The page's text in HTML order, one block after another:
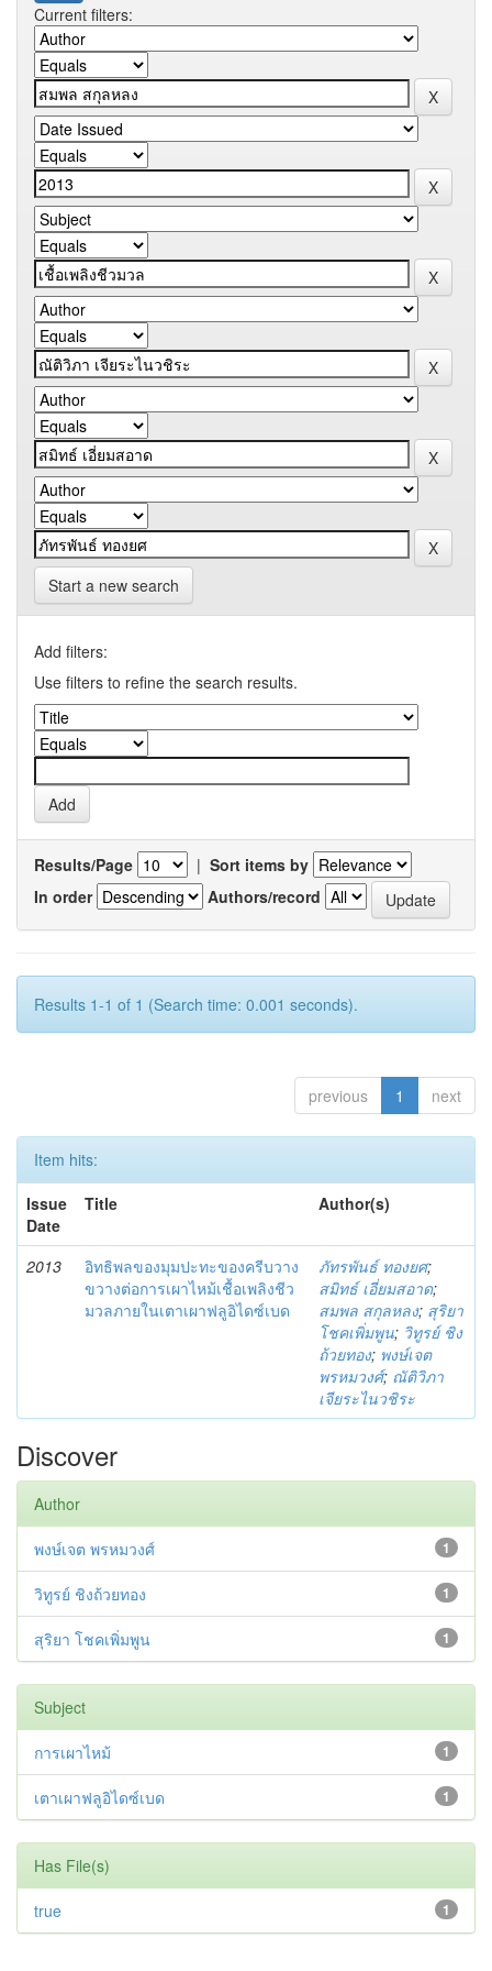
Current filters:
Start a new search
Add filters:
Use filters to refine the search results.
Results/Page | Sort items by
In order
Authors/record
Results 1-1 of 1 (Search time: 0.001 seconds).
previous 1 next
Item hits:
Issue
Date
Title Author(s)
2013
อิทธิพลของมุมปะทะของครีบวาง
ขวางต่อการเผาไหม้เชื้อเพลิงชีว
มวลภายในเตาเผาฟลูอิไดซ์เบด
ภัทรพันธ์ ทองยศ;
สมิทธ์ เอี่ยมสอาด;
สมพล สกุลหลง; สุริยา
โชคเพิ่มพูน; วิทูรย์ ชิง
ถ้วยทอง; พงษ์เจต
พรหมวงศ์; ณัติวิภา
เจียระไนวชิระ
Discover
Author
1
พงษ์เจต พรหมวงศ์
1
วิทูรย์ ชิงถ้วยทอง
1
สุริยา โชคเพิ่มพูน
Subject
1
การเผาไหม้
1
เตาเผาฟลูอิไดซ์เบด
Has File(s)
1
true